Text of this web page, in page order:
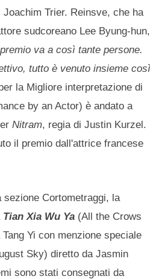
Trier. Reinsve, che ha
sudcoreano Lee Byung-hun,
va a così tante persone.
tutto è venuto insieme così
la Migliore interpretazione di
by an Actor) è andato a
Nitram, regia di Justin Kurzel.
il premio dall'attrice francese
sezione Cortometraggi, la
Tian Xia Wu Ya (All the Crows
Yi con menzione speciale
Sky) diretto da Jasmin
sono stati consegnati da